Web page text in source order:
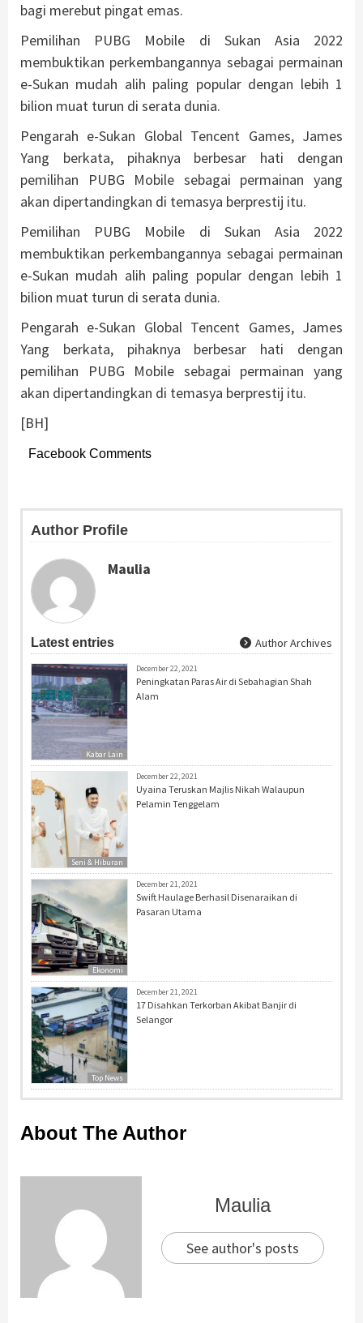
bagi merebut pingat emas.
Pemilihan PUBG Mobile di Sukan Asia 2022
membuktikan perkembangannya sebagai permainan
e-Sukan mudah alih paling popular dengan lebih 1
bilion muat turun di serata dunia.
Pengarah e-Sukan Global Tencent Games, James
Yang berkata, pihaknya berbesar hati dengan
pemilihan PUBG Mobile sebagai permainan yang
akan dipertandingkan di temasya berprestij itu.
Pemilihan PUBG Mobile di Sukan Asia 2022
membuktikan perkembangannya sebagai permainan
e-Sukan mudah alih paling popular dengan lebih 1
bilion muat turun di serata dunia.
Pengarah e-Sukan Global Tencent Games, James
Yang berkata, pihaknya berbesar hati dengan
pemilihan PUBG Mobile sebagai permainan yang
akan dipertandingkan di temasya berprestij itu.
[BH]
Facebook Comments
Author Profile
Maulia
Latest entries Author Archives
Kabar Lain
December 22, 2021
Peningkatan Paras Air di Sebahagian Shah
Alam
Seni & Hiburan
December 22, 2021
Uyaina Teruskan Majlis Nikah Walaupun
Pelamin Tenggelam
Ekonomi
December 21, 2021
Swift Haulage Berhasil Disenaraikan di
Pasaran Utama
Top News
December 21, 2021
17 Disahkan Terkorban Akibat Banjir di
Selangor
About The Author
Maulia
See author's posts